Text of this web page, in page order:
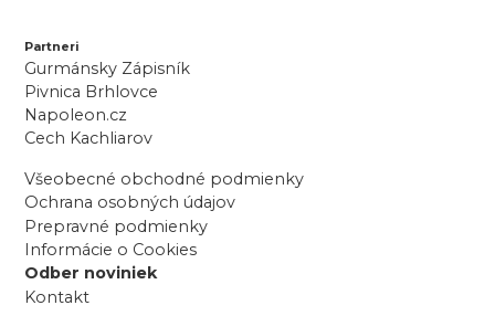
Partneri
Gurmánsky Zápisník
Pivnica Brhlovce
Napoleon.cz
Cech Kachliarov
Všeobecné obchodné podmienky
Ochrana osobných údajov
Prepravné podmienky
Informácie o Cookies
Odber noviniek
Kontakt